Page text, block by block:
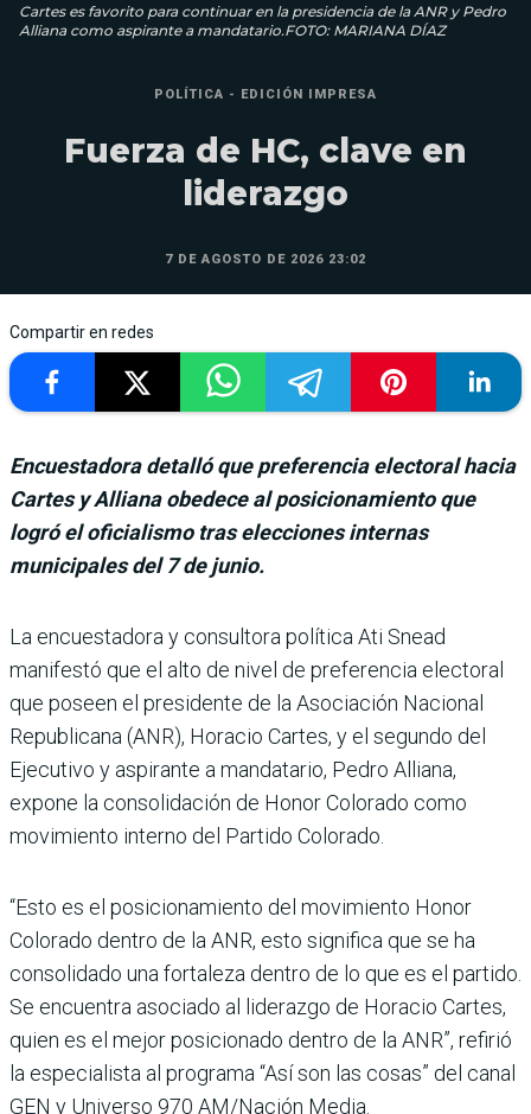
Cartes es favorito para continuar en la presidencia de la ANR y Pedro
Alliana como aspirante a mandatario.FOTO: MARIANA DÍAZ
POLÍTICA - EDICIÓN IMPRESA
Fuerza de HC, clave en
liderazgo
7 DE AGOSTO DE 2026 23:02
Compartir en redes
Encuestadora detalló que preferencia electoral hacia
Cartes y Alliana obedece al posicionamiento que
logró el oficialismo tras elecciones internas
municipales del 7 de junio.
La encuestadora y consultora política Ati Snead
manifestó que el alto de nivel de prefe­rencia electoral
que poseen el presidente de la Asociación Nacional
Republicana (ANR), Horacio Cartes, y el segundo del
Ejecutivo y aspirante a mandatario, Pedro Alliana,
expone la consolidación de Honor Colorado como
movi­miento interno del Partido Colorado.
“Esto es el posi­cionamiento del movimiento Honor
Colorado dentro de la ANR, esto significa que se ha
consolidado una fortaleza dentro de lo que es el partido.
Se encuentra asociado al lide­razgo de Horacio Cartes,
quien es el mejor posicionado dentro de la ANR”, refirió
la especia­lista al programa “Así son las cosas” del canal
GEN y Uni­verso 970 AM/Nación Media.